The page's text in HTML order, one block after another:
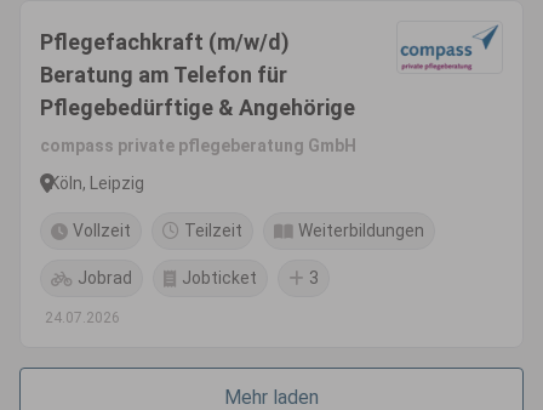
Pflegefachkraft (m/w/d)
Beratung am Telefon für
Pflegebedürftige & Angehörige
compass private pflegeberatung GmbH
Köln, Leipzig
Vollzeit Teilzeit Weiterbildungen
Jobrad Jobticket 3
24.07.2026
Mehr laden